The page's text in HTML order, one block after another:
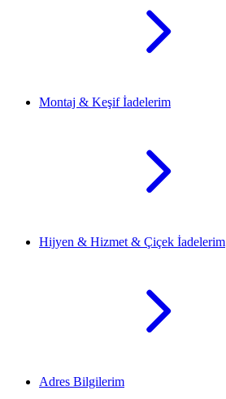
Montaj & Keşif İadelerim
Hijyen & Hizmet & Çiçek İadelerim
Adres Bilgilerim